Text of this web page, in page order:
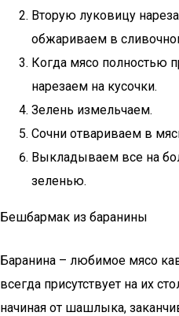
Вторую луковицу
обжариваем в
Когда мясо полностью
нарезаем на кусочки.
Зелень измельчаем.
Сочни отвариваем в
Выкладываем все на
зеленью.
Бешбармак из баранины
Баранина – любимое мясо
всегда присутствует на их
начиная от шашлыка,